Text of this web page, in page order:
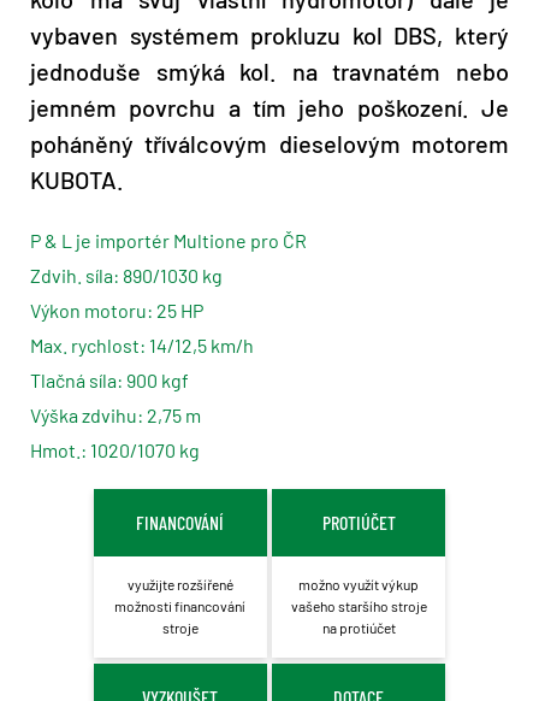
vybaven systémem prokluzu kol DBS, který
jednoduše smýká kol. na travnatém nebo
jemném povrchu a tím jeho poškození. Je
poháněný tříválcovým dieselovým motorem
KUBOTA.
P & L je importér Multione pro ČR
Zdvih. síla: 890/1030 kg
Výkon motoru: 25 HP
Max. rychlost: 14/12,5 km/h
Tlačná síla: 900 kgf
Výška zdvihu: 2,75 m
Hmot.: 1020/1070 kg
FINANCOVÁNÍ
využijte rozšířené
možnosti financování
stroje
PROTIÚČET
možno využít výkup
vašeho staršího stroje
na protiúčet